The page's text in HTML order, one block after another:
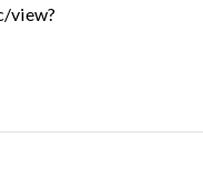
view?